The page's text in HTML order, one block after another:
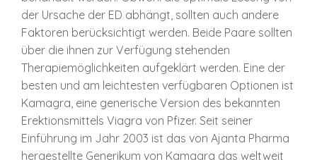
der Ursache der ED abhängt, sollten auch andere
Faktoren berücksichtigt werden. Beide Paare sollten
über die ihnen zur Verfügung stehenden
Therapiemöglichkeiten aufgeklärt werden. Eine der
besten und am leichtesten verfügbaren Optionen ist
Kamagra, eine generische Version des bekannten
Erektionsmittels Viagra von Pfizer. Seit seiner
Einführung im Jahr 2003 ist das von Ajanta Pharma
hergestellte Generikum von Kamagra das weltweit